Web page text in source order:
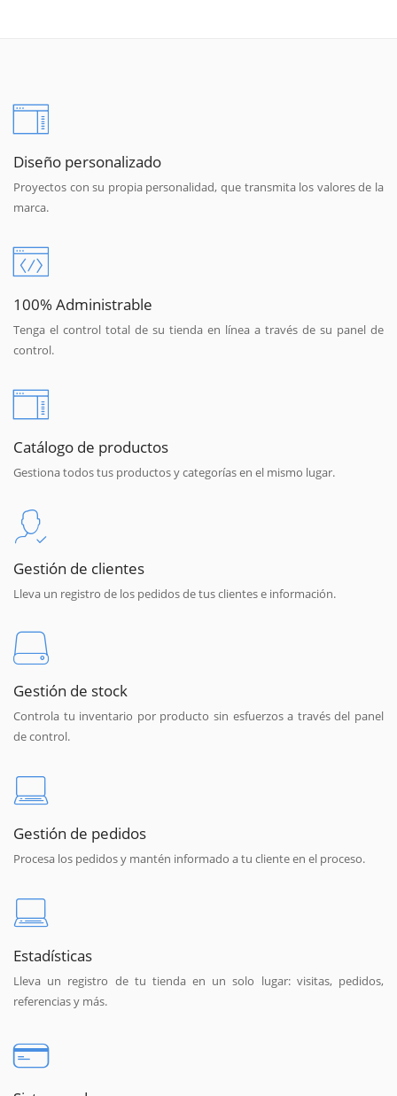
Diseño personalizado
Proyectos con su propia personalidad, que transmita los valores de la
marca.
100% Administrable
Tenga el control total de su tienda en línea a través de su panel de
control.
Catálogo de productos
Gestiona todos tus productos y categorías en el mismo lugar.
Gestión de clientes
Lleva un registro de los pedidos de tus clientes e información.
Gestión de stock
Controla tu inventario por producto sin esfuerzos a través del panel
de control.
Gestión de pedidos
Procesa los pedidos y mantén informado a tu cliente en el proceso.
Estadísticas
Lleva un registro de tu tienda en un solo lugar: visitas, pedidos,
referencias y más.